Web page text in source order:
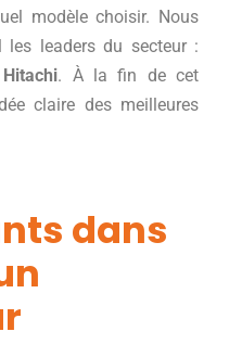
modèle choisir. Nous
les leaders du secteur :
Hitachi. À la fin de cet
claire des meilleures
dans